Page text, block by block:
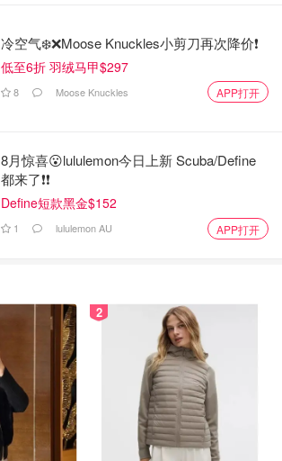
冷空气❄️❌️Moose Knuckles小剪刀再次降价❗️
低至6折 羽绒马甲$297
8 Moose Knuckles APP打开
8月惊喜😮lululemon今日上新 Scuba/Define
都来了❗️❗️
Define短款黑金$152
1 lululemon AU APP打开
2